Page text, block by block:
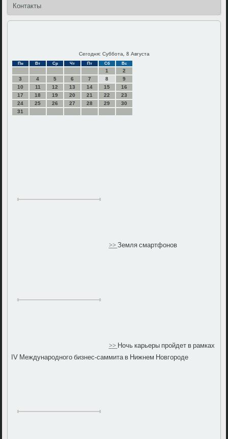
Контакты
Сегодня: Суббота, 8 Августа
Пн Вт Ср Чт Пт Сб Вс
1
2
3
4 5 6 7 8
9
10
11 12 13 14 15
16
17
18 19 20 21 22
23
24
25 26 27 28 29
30
31
>>Земля смартфонов
>>Ночь карьеры пройдет в рамках
IV Международного бизнес-саммита в Нижнем Новгороде